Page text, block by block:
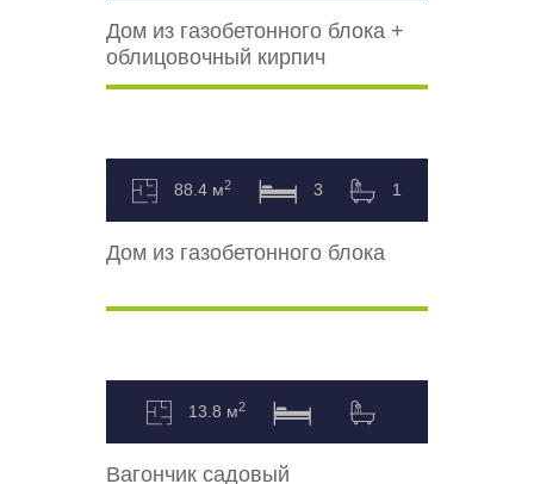
Дом из газобетонного блока +
облицовочный кирпич
88.4 м2 3 1
Дом из газобетонного блока
13.8 м2
Вагончик садовый